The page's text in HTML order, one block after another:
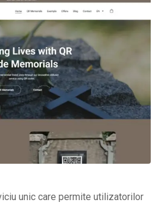
unic care permite utilizatorilor